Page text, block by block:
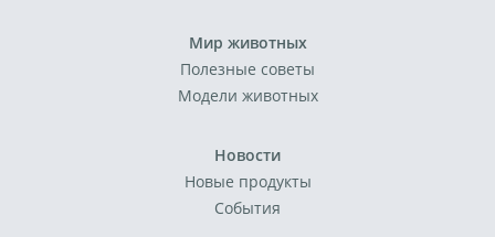
Мир животных
Полезные советы
Модели животных
Новости
Новые продукты
События